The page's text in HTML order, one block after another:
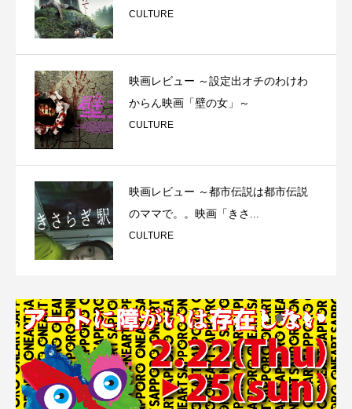
CULTURE
映画レビュー ～設定出オチのわけわ
からん映画「壁の女」～
CULTURE
映画レビュー ～都市伝説は都市伝説
のママで。。映画「きさ...
CULTURE